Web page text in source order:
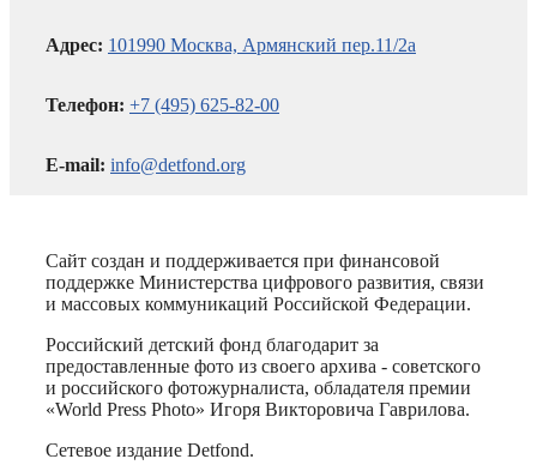
Адрес: 101990 Москва, Армянский пер.11/2а
Телефон: +7 (495) 625-82-00
E-mail: info@detfond.org
Сайт создан и поддерживается при финансовой
поддержке Министерства цифрового развития, связи
и массовых коммуникаций Российской Федерации.
Российский детский фонд благодарит за
предоставленные фото из своего архива - советского
и российского фотожурналиста, обладателя премии
«World Press Photo» Игоря Викторовича Гаврилова.
Сетевое издание Detfond.